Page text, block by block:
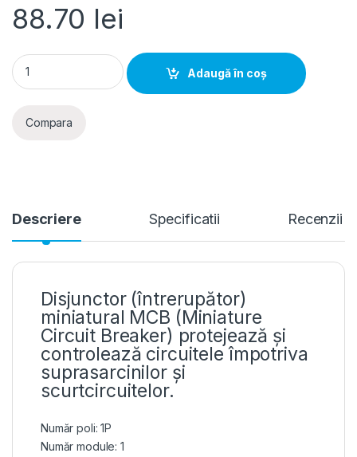
88.70 lei
Disjunctor automat MCB 1P 4A 10kA curbă C 1M, Hager |
Adaugă în coș
Compara
Descriere Specificatii Recenzii
Disjunctor (întrerupător)
miniatural MCB (Miniature
Circuit Breaker) protejează și
controlează circuitele împotriva
suprasarcinilor și
scurtcircuitelor.
Număr poli: 1P
Număr module: 1